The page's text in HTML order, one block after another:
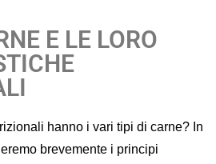
E LE LORO
hanno i vari tipi di carne? In
brevemente i principi